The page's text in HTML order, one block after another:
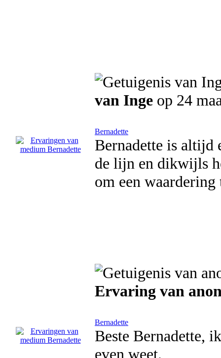
van Inge op 24
Bernadette
Bernadette is altijd
de lijn en dikwijls
om een
Ervaring van
Bernadette
Beste Bernadette,
even weet.